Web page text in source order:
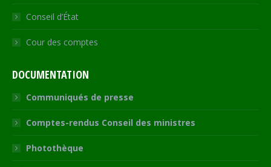
Conseil d’État
Cour des comptes
DOCUMENTATION
Communiqués de presse
Comptes-rendus Conseil des ministres
Photothèque